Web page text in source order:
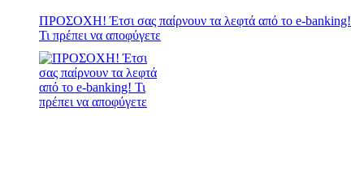
ΠΡΟΣΟΧΗ! Έτσι σας παίρνουν τα λεφτά από το e-banking!
Τι πρέπει να αποφύγετε